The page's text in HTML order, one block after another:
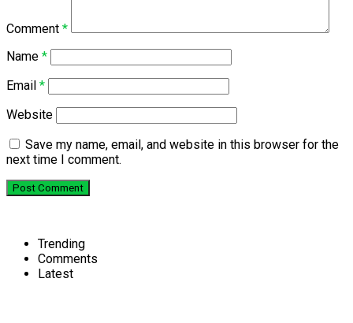
Comment *
Name *
Email *
Website
Save my name, email, and website in this browser for the
next time I comment.
Trending
Comments
Latest